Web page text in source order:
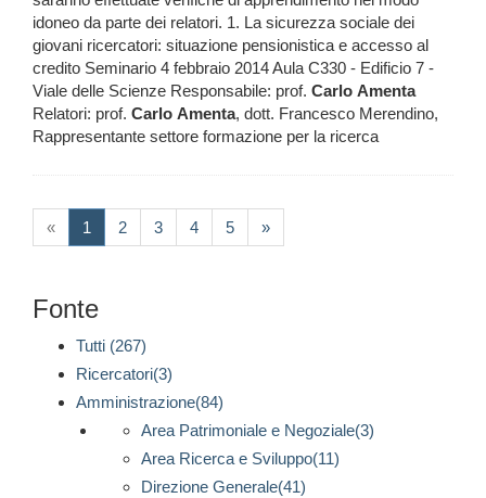
idoneo da parte dei relatori. 1. La sicurezza sociale dei
giovani ricercatori: situazione pensionistica e accesso al
credito Seminario 4 febbraio 2014 Aula C330 - Edificio 7 -
Viale delle Scienze Responsabile: prof. Carlo Amenta
Relatori: prof. Carlo Amenta, dott. Francesco Merendino,
Rappresentante settore formazione per la ricerca
« 1 (current)
2 3 4 5 »
Fonte
Tutti (267)
Ricercatori(3)
Amministrazione(84)
Area Patrimoniale e Negoziale(3)
Area Ricerca e Sviluppo(11)
Direzione Generale(41)